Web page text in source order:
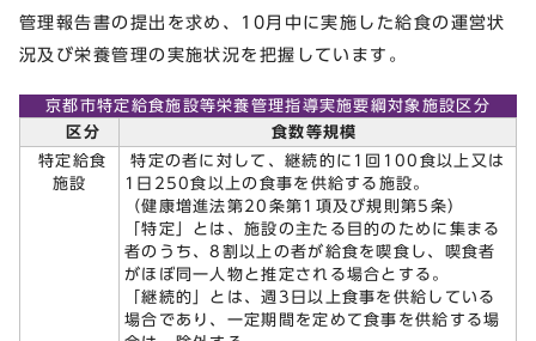
管理報告書の提出を求め、10月中に実施した給食の運営状
況及び栄養管理の実施状況を把握しています。
京都市特定給食施設等栄養管理指導実施要綱対象施設区分
区分
食数等規模
特定給食
施設
特定の者に対して、継続的に1回100食以上又は
1日250食以上の食事を供給する施設。
（健康増進法第20条第1項及び規則第5条）
「特定」とは、施設の主たる目的のために集まる
者のうち、8割以上の者が給食を喫食し、喫食者
がほぼ同一人物と推定される場合とする。
「継続的」とは、週3日以上食事を供給している
場合であり、一定期間を定めて食事を供給する場